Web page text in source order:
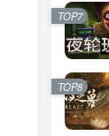
TOP7
TOP8